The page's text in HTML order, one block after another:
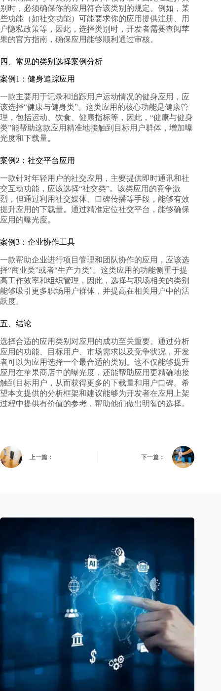
别时，必须确保你的应用符合该类别的规定。例如，某
些功能（如社交功能）可能要求你的应用提供注册、用
户隐私政策等，因此，选择类别时，开发者需要查阅苹
果的官方指南，确保应用能够顺利通过审核。
四、常见的类别选择案例分析
案例1：健身追踪应用
一款主要用于记录和追踪用户运动情况的健身应用，应
该选择“健康与健身类”。这类应用的核心功能是健康管
理，包括运动、饮食、健康指标等，因此，“健康与健身
类”能帮助这款应用精准地接触到目标用户群体，增加曝
光度和下载量。
案例2：社交平台应用
一款针对年轻用户的社交应用，主要提供即时通讯和社
交互动功能，应该选择“社交类”。该类应用的竞争激
烈，但通过利用社交媒体、口碑传播等手段，能够有效
提升应用的下载量。通过精准定位社交平台，能够确保
应用的曝光度。
案例3：企业协作工具
一款帮助企业进行项目管理和团队协作的应用，应该选
择“商业类”或者“生产力类”。这类应用的功能侧重于提
高工作效率和组织管理，因此，选择与职场相关的类别
能够吸引更多职场用户群体，并提高在相关用户中的活
跃度。
五、结论
选择合适的应用类别对应用的成功至关重要。通过分析
应用的功能、目标用户、市场需求以及竞争状况，开发
者可以为应用选择一个最合适的类别。这不仅能够提升
应用在苹果商店中的曝光度，还能帮助应用更精确地接
触到目标用户，从而获得更多的下载量和用户口碑。希
望本文提供的分析框架和建议能够为开发者在应用上架
过程中提供有价值的参考，帮助他们做出明智的选择。
上一篇： 下一篇：